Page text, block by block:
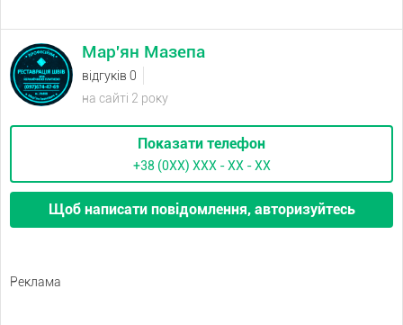
Мар'ян Мазепа
відгуків 0
на сайті 2 року
Показати телефон
+38 (0XX) ХХХ - ХХ - ХХ
Щоб написати повідомлення, авторизуйтесь
Реклама